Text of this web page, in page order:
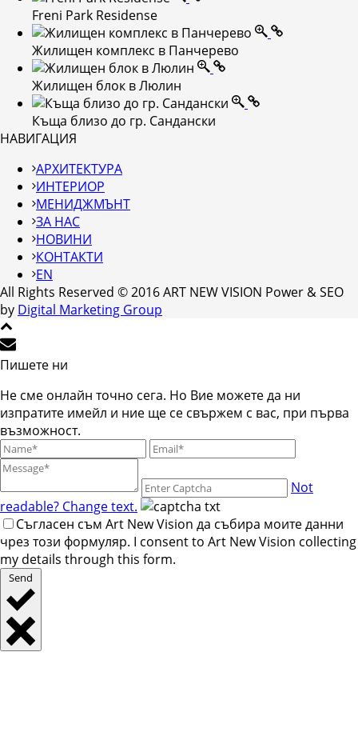
Freni Park Residense
Жилищен комплекс в Панчерево
Жилищен блок в Люлин
Къща близо до гр. Сандански
НАВИГАЦИЯ
АРХИТЕКТУРА
ИНТЕРИОР
МЕНИДЖМЪНТ
ЗА НАС
НОВИНИ
КОНТАКТИ
EN
All Rights Reserved © 2016 ART NEW VISION Power & SEO
by Digital Marketing Group
Пишете ни
Не сме онлайн точно сега. Но Вие можете да ни
изпратите имейл и ние ще се свържем с вас, при първа
възможност.
Not
readable? Change text.
Съгласен съм Art New Vision да събира моите данни
чрез този формуляр. I consent to Art New Vision collecting
my details through this form.
Send